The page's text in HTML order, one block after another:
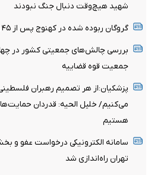
شهید هیچ‌وقت دنبال جنگ نبودند
گروگان ربوده‌ شده در کهنوج پس از ۴۵ روز به آغوش خانواده بازگشت
بررسی چالش‌های جمعیتی کشور در
جمعیت قوه قضاییه
پزشکیان:از هر تصمیم رهبران
می‌کنیم/ خلیل الحیه: قدردان
هستیم
سامانه الکترونیکی درخواست عفو و
تهران راه‌اندازی شد